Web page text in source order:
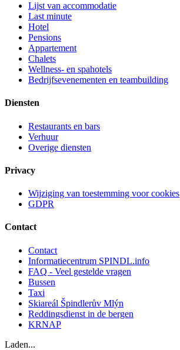
Lijst van accommodatie
Last minute
Hotel
Pensions
Appartement
Chalets
Wellness- en spahotels
Bedrijfsevenementen en teambuilding
Diensten
Restaurants en bars
Verhuur
Overige diensten
Privacy
Wijziging van toestemming voor cookies
GDPR
Contact
Contact
Informatiecentrum SPINDL.info
FAQ - Veel gestelde vragen
Bussen
Taxi
Skiareál Špindlerův Mlýn
Reddingsdienst in de bergen
KRNAP
Laden...